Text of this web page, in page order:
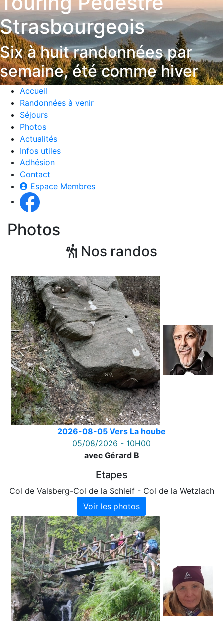
Strasbourgeois
Six à huit randonnées par
semaine, été comme hiver
Accueil
Randonnées à venir
Séjours
Photos
Actualités
Infos utiles
Adhésion
Contact
Espace Membres
Photos
Nos randos
2026-08-05 Vers La hoube
05/08/2026 - 10H00
avec Gérard B
Etapes
Col de Valsberg-Col de la Schleif - Col de la Wetzlach
Voir les photos